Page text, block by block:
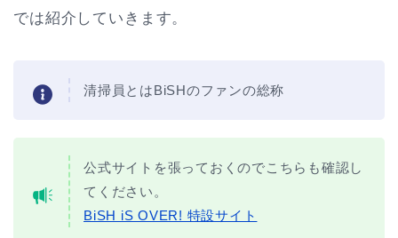
では紹介していきます。
清掃員とはBiSHのファンの総称
公式サイトを張っておくのでこちらも確認し
てください。
BiSH iS OVER! 特設サイト